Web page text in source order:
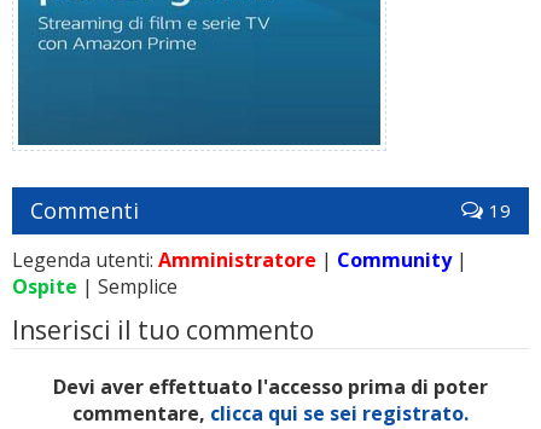
Commenti 19
Legenda utenti: Amministratore | Community|
Ospite | Semplice
Inserisci il tuo commento
Devi aver effettuato l'accesso prima di poter
commentare, clicca qui se sei registrato.